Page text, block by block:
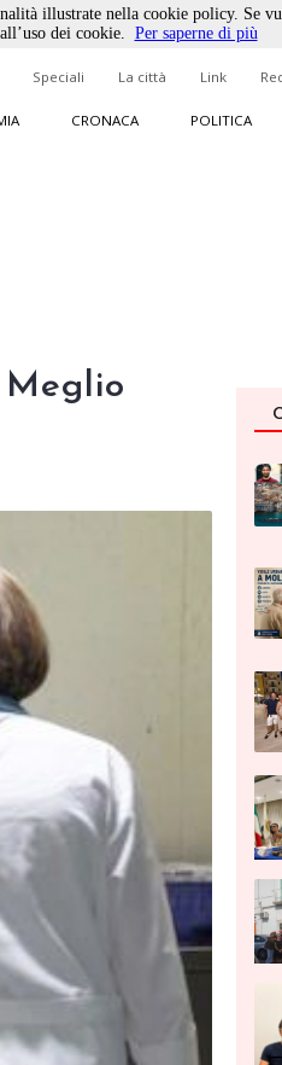
Speciali La città Link
CRONACA POLITICA
illustrate nella cookie policy. Se
dei cookie. Per saperne di più